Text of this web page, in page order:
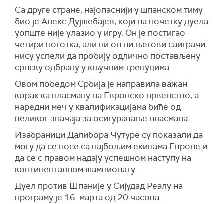
Са друге стране, најопаснији у шпанском тиму
био је Алекс Дујшебајев, који на почетку дуела
уопште није улазио у игру. Он је постигао
четири поготка, али ни он ни његови саиграчи
нису успели да пробију одлично постављену
српску одбрану у кључним тренуцима.
Овом победом Србија је направила важан
корак ка пласману на Европско првенство, а
наредни меч у квалификацијама биће од
великог значаја за осигуравање пласмана.
Изабраници Далибора Чутуре су показали да
могу да се носе са најбољим екипама Европе и
да се с правом надају успешном наступу на
континенталном шампионату.
Дуел против Шпаније у Сијудад Реалу на
програму је 16. марта од 20 часова.